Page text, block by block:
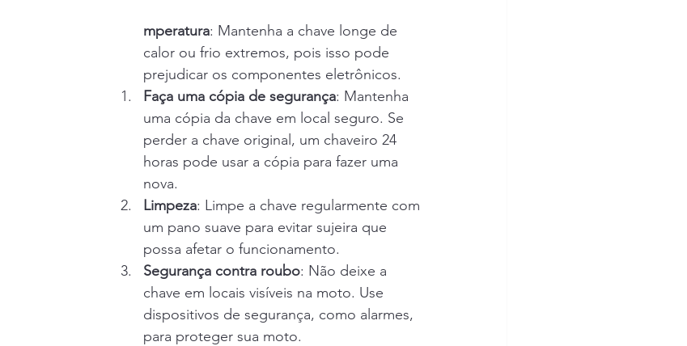
mperatura: Mantenha a chave longe de
calor ou frio extremos, pois isso pode
prejudicar os componentes eletrônicos.
Faça uma cópia de segurança: Mantenha
uma cópia da chave em local seguro. Se
perder a chave original, um chaveiro 24
horas pode usar a cópia para fazer uma
nova.
Limpeza: Limpe a chave regularmente com
um pano suave para evitar sujeira que
possa afetar o funcionamento.
Segurança contra roubo: Não deixe a
chave em locais visíveis na moto. Use
dispositivos de segurança, como alarmes,
para proteger sua moto.